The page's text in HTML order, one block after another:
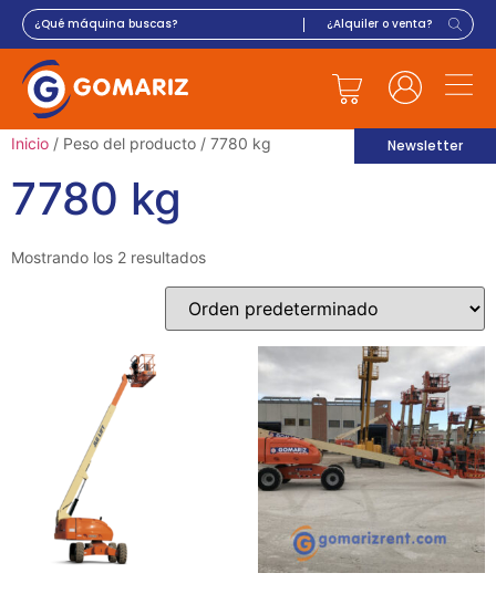
Newsletter
Inicio / Peso del producto / 7780 kg
7780 kg
Mostrando los 2 resultados